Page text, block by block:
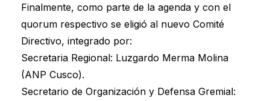
Finalmente, como parte de la agenda y con el
quorum respectivo se eligió al nuevo Comité
Directivo, integrado por:
Secretaria Regional: Luzgardo Merma Molina
(ANP Cusco).
Secretario de Organización y Defensa Gremial: